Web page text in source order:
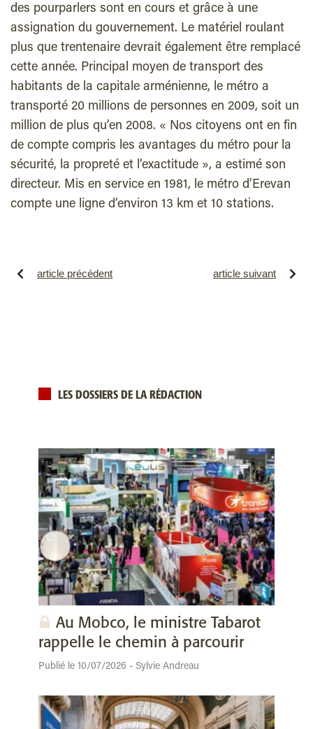
des pourparlers sont en cours et grâce à une
assignation du gouvernement. Le matériel roulant
plus que trentenaire devrait également être remplacé
cette année. Principal moyen de transport des
habitants de la capitale arménienne, le métro a
transporté 20 millions de personnes en 2009, soit un
million de plus qu’en 2008. « Nos citoyens ont en fin
de compte compris les avantages du métro pour la
sécurité, la propreté et l’exactitude », a estimé son
directeur. Mis en service en 1981, le métro d’Erevan
compte une ligne d’environ 13 km et 10 stations.
article précédent article suivant
LES DOSSIERS DE LA RÉDACTION
Au Mobco, le ministre Tabarot
rappelle le chemin à parcourir
Publié le 10/07/2026 - Sylvie Andreau